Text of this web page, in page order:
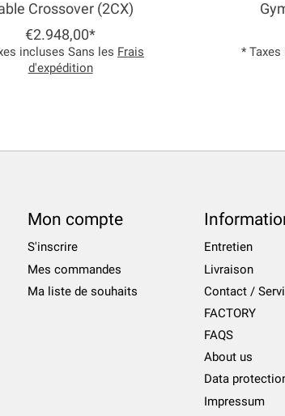
Crossover (2CX)
€2.948,00*
incluses Sans les Frais
d'expédition
*
Mon compte
S'inscrire
Mes commandes
Ma liste de souhaits
Entretien
Livraison
Contact /
FACTORY
FAQS
About us
Data
Impressum